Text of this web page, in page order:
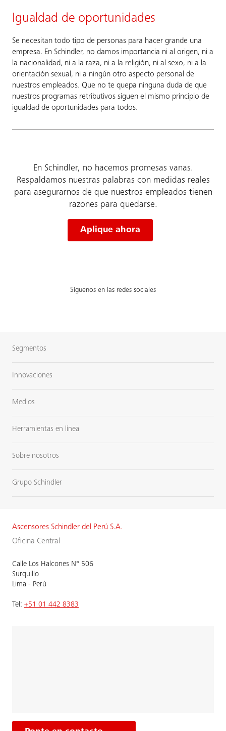
Igualdad de oportunidades
Se necesitan todo tipo de personas para hacer grande una
empresa. En Schindler, no damos importancia ni al origen, ni a
la nacionalidad, ni a la raza, ni a la religión, ni al sexo, ni a la
orientación sexual, ni a ningún otro aspecto personal de
nuestros empleados. Que no te quepa ninguna duda de que
nuestros programas retributivos siguen el mismo principio de
igualdad de oportunidades para todos.
En Schindler, no hacemos promesas vanas.
Respaldamos nuestras palabras con medidas reales
para asegurarnos de que nuestros empleados tienen
razones para quedarse.
Aplique ahora
Síguenos en las redes sociales
Segmentos
Innovaciones
Medios
Herramientas en línea
Sobre nosotros
Grupo Schindler
Ascensores Schindler del Perú S.A.
Oficina Central
Calle Los Halcones N° 506
Surquillo
Lima - Perú
Tel: +51 01 442 8383